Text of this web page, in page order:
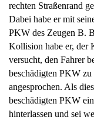
rechten Straßenrand
Dabei habe er mit
PKW des Zeugen B.
Kollision habe er, der
versucht, den Fahrer
beschädigten PKW zu
angesprochen. Als
beschädigten PKW
hinterlassen und sei